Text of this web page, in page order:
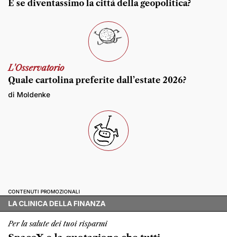
E se diventassimo la città della geopolitica?
L'Osservatorio
Quale cartolina preferite dall’estate 2026?
di Moldenke
CONTENUTI PROMOZIONALI
LA CLINICA DELLA FINANZA
Per la salute dei tuoi risparmi